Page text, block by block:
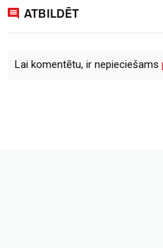
ATBILDĒT
Lai komentētu, ir nepieciešams